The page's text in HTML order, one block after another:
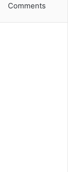
Comments